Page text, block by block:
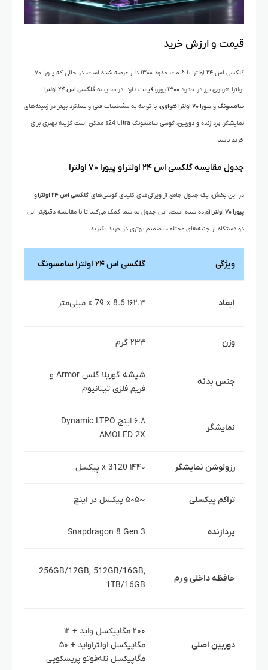
قیمت و ارزش خرید
گلکسی اس ۲۴ اولترا با قیمت حدود ۱۳۰۰ دلار عرضه شده است، در حالی که پیورا ۷۰
اولترا هواوی نیز در حدود ۱۳۰۰ یورو قیمت دارد. در مقایسه گلکسی اس ۲۴ اولترا
سامسونگ و پیورا ۷۰ اولترا هواوی ، با توجه به مشخصات فنی و عملکرد بهتر در زمینه‌های
نمایشگر، پردازنده و دوربین، گوشی سامسونگ s24 ultra ممکن است گزینه بهتری برای
خرید باشد.
جدول مقایسهگلکسی اس ۲۴ اولترا و پیورا ۷۰ اولترا
در این بخش، یک جدول جامع از ویژگی‌های کلیدی گوشی‌های گلکسی اس ۲۴ اولترا و
پیورا ۷۰ اولترا آورده شده است. این جدول به شما کمک می‌کند تا با مقایسه دقیق‌تر این
دو دستگاه از جنبه‌های مختلف، تصمیم بهتری در خرید بگیرید.
ویژگی گلکسی اس ۲۴ اولترا سامسونگ
ابعاد ۱۶۲.۳ x 79 x 8.6 میلی‌متر
وزن ۲۳۳ گرم
جنس بدنه
شیشه گوریلا گلس Armor و
فریم فلزی تیتانیوم
نمایشگر
۶.۸ اینچ Dynamic LTPO
AMOLED 2X
رزولوشن نمایشگر ۱۴۴۰ x 3120 پیکسل
تراکم پیکسلی ~۵۰۵ پیکسل در اینچ
پردازنده Snapdragon 8 Gen 3
حافظه داخلی و رم
256GB/12GB, 512GB/16GB,
1TB/16GB
دوربین اصلی
۲۰۰ مگاپیکسل واید + ۱۲
مگاپیکسل اولتراواید + ۵۰
مگاپیکسل تله‌فوتو پریسکوپی